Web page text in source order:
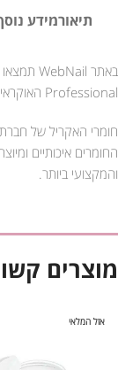
תיאורמידע
Professional האוקראינית.
חומרי האקריל של
החומרים איכותיים
והמקצועי ביותר.
מוצרים
אזל המלאי